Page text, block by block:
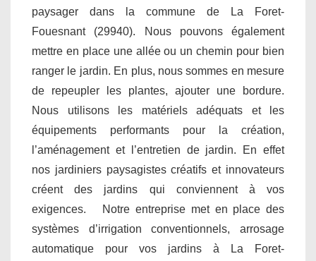
paysager dans la commune de La Foret-
Fouesnant (29940). Nous pouvons également
mettre en place une allée ou un chemin pour bien
ranger le jardin. En plus, nous sommes en mesure
de repeupler les plantes, ajouter une bordure.
Nous utilisons les matériels adéquats et les
équipements performants pour la création,
l’aménagement et l’entretien de jardin. En effet
nos jardiniers paysagistes créatifs et innovateurs
créent des jardins qui conviennent à vos
exigences. Notre entreprise met en place des
systèmes d’irrigation conventionnels, arrosage
automatique pour vos jardins à La Foret-